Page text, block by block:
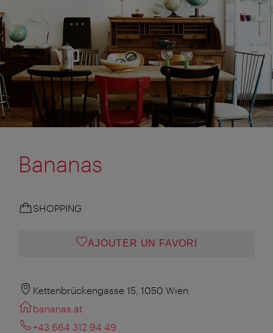
Bananas
SHOPPING
AJOUTER UN FAVORI
Kettenbrückengasse 15, 1050 Wien
bananas.at
+43 664 312 94 49